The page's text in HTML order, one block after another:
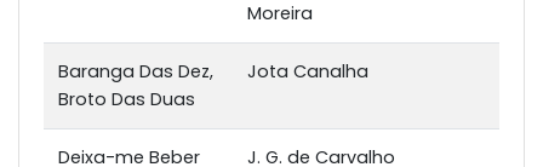
Moreira
Baranga Das Dez,
Broto Das Duas
Jota Canalha
Deixa-me Beber J. G. de Carvalho